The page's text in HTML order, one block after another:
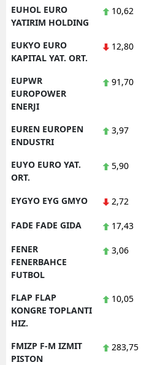
EUHOL EURO
YATIRIM HOLDING
10,62
EUKYO EURO
KAPITAL YAT. ORT.
12,80
EUPWR
EUROPOWER
ENERJI
91,70
EUREN EUROPEN
ENDUSTRI
3,97
EUYO EURO YAT.
ORT.
5,90
EYGYO EYG GMYO 2,72
FADE FADE GIDA 17,43
FENER
FENERBAHCE
FUTBOL
3,06
FLAP FLAP
KONGRE TOPLANTI
HIZ.
10,05
FMIZP F-M IZMIT
PISTON
283,75